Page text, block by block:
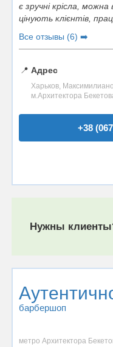
є зручні крісла,
цінують клієнтів,
Все отзывы (6) ➡️
📍 Адрес
Харьков,
м.Архитектора
+38
Нужны
барбершоп
метро Архитектора